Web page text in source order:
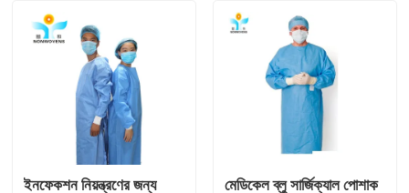
উদ্ধৃতির জন্য আবেদন
নিষ্পত্তিযোগ্য প্রতিরক্ষামূলক পরিধান
নিষ্পত্তিযোগ্য সুরক্ষা স্যুট
ডিসপোজেবল প্রতিরক্ষামূলক সামগ্রিক rall
ইনফেকশন নিয়ন্ত্রণের জন্য মেডিকেল ব্লু সার্জিক্যাল পোশাক